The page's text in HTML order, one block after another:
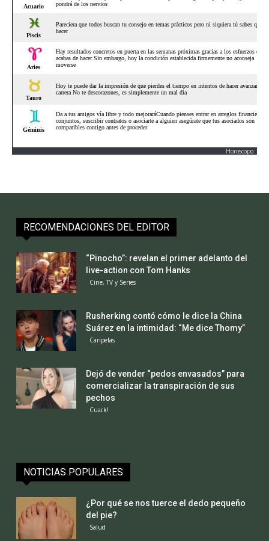
Horoscopo
RECOMENDACIONES DEL EDITOR
“Pinocho”: revelan el primer adelanto del
live-action con Tom Hanks
Cine, TV y Series
Rusherking contó cómo le dice la China
Suárez en la intimidad: “Me dice Thomy”
Caripelas
Dejó de vender “pedos envasados” para
comercializar la transpiración de sus
pechos
Cuack!
NOTICIAS POPULARES
¿Por qué se nos tuerce el dedo pequeño
del pie?
Salud